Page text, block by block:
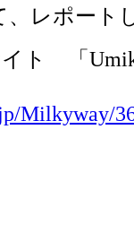
レポート
ト 「
Milkyway/